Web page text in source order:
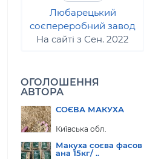
Любарецький
соєпереробний завод
На сайті з Сен. 2022
ОГОЛОШЕННЯ
АВТОРА
СОЄВА МАКУХА
Київська обл.
Макуха соєва фасов
ана 15кг/ ..